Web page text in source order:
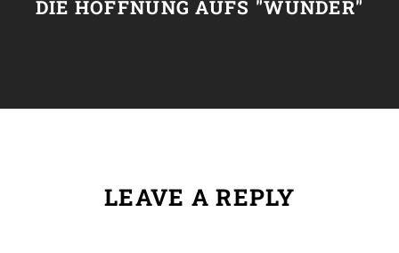
DIE HOFFNUNG AUFS "WUNDER"
LEAVE A REPLY